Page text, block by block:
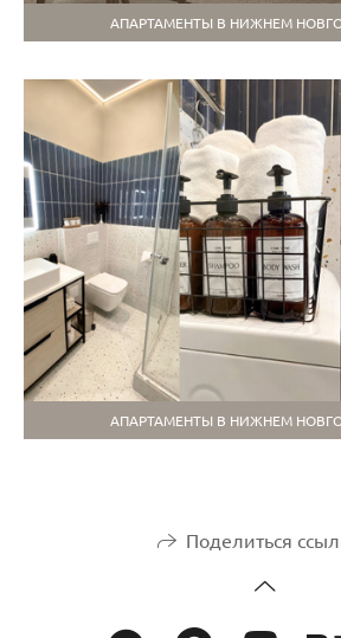
АПАРТАМЕНТЫ В НИЖНЕМ
АПАРТАМЕНТЫ В НИЖНЕМ
Поделиться